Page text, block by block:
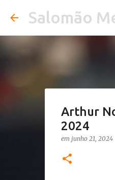
Salomão
Arthur
2024
em junho 21, 2024